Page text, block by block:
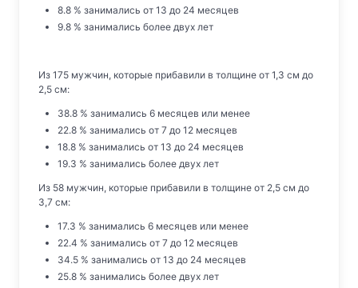
8.8 % занимались от 13 до 24 месяцев
9.8 % занимались более двух лет
Из 175 мужчин, которые прибавили в толщине от 1,3 см до
2,5 см:
38.8 % занимались 6 месяцев или менее
22.8 % занимались от 7 до 12 месяцев
18.8 % занимались от 13 до 24 месяцев
19.3 % занимались более двух лет
Из 58 мужчин, которые прибавили в толщине от 2,5 см до
3,7 см:
17.3 % занимались 6 месяцев или менее
22.4 % занимались от 7 до 12 месяцев
34.5 % занимались от 13 до 24 месяцев
25.8 % занимались более двух лет